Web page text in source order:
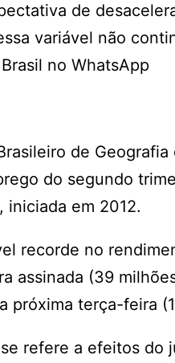
de
variável não
no WhatsApp
de
do segundo
em 2012.
recorde no
assinada (39
próxima terça-feira
refere a efeitos do